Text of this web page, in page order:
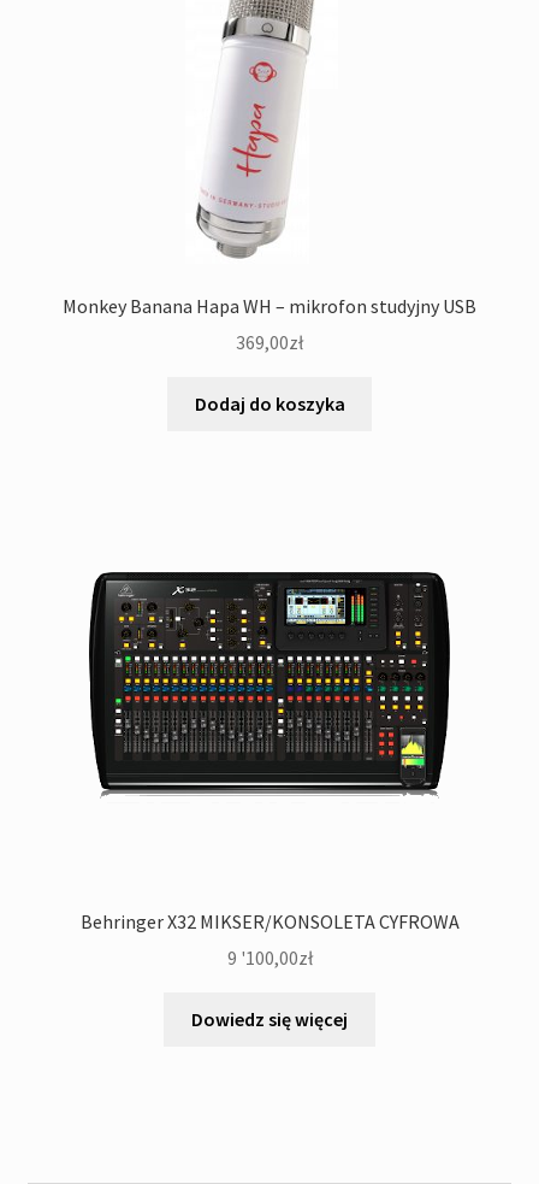
Monkey Banana Hapa WH – mikrofon studyjny USB
369,00zł
Dodaj do koszyka
Behringer X32 MIKSER/KONSOLETA CYFROWA
9 '100,00zł
Dowiedz się więcej